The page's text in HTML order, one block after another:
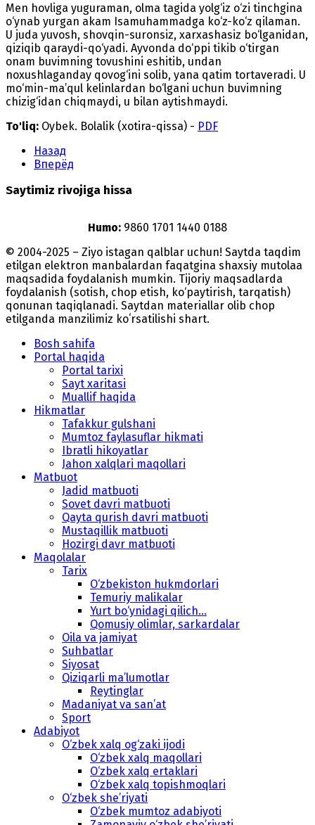
Men hovliga yuguraman, olma tagida yolg‘iz o‘zi tinchgina
o‘ynab yurgan akam Isamuhammadga ko‘z-ko‘z qilaman.
U juda yuvosh, shovqin-suronsiz, xarxashasiz bo‘lganidan,
qiziqib qaraydi-qo‘yadi. Ayvonda do‘ppi tikib o‘tirgan
onam buvimning tovushini eshitib, undan
noxushlaganday qovog‘ini solib, yana qatim tortaveradi. U
mo‘min-ma’qul kelinlardan bo‘lgani uchun buvimning
chizig‘idan chiqmaydi, u bilan aytishmaydi.
To'liq: Oybek. Bolalik (xotira-qissa) - PDF
Назад
Вперёд
Saytimiz rivojiga hissa
Humo: 9860 1701 1440 0188
© 2004-2025 – Ziyo istagan qalblar uchun! Saytda taqdim
etilgan elektron manbalardan faqatgina shaxsiy mutolaa
maqsadida foydalanish mumkin. Tijoriy maqsadlarda
foydalanish (sotish, chop etish, ko‘paytirish, tarqatish)
qonunan taqiqlanadi. Saytdan materiallar olib chop
etilganda manzilimiz koʻrsatilishi shart.
Bosh sahifa
Portal haqida
Portal tarixi
Sayt xaritasi
Muallif haqida
Hikmatlar
Tafakkur gulshani
Mumtoz faylasuflar hikmati
Ibratli hikoyatlar
Jahon xalqlari maqollari
Matbuot
Jadid matbuoti
Sovet davri matbuoti
Qayta qurish davri matbuoti
Mustaqillik matbuoti
Hozirgi davr matbuoti
Maqolalar
Tarix
O‘zbekiston hukmdorlari
Temuriy malikalar
Yurt bo‘ynidagi qilich...
Qomusiy olimlar, sarkardalar
Oila va jamiyat
Suhbatlar
Siyosat
Qiziqarli ma’lumotlar
Reytinglar
Madaniyat va san’at
Sport
Adabiyot
O‘zbek xalq og‘zaki ijodi
O‘zbek xalq maqollari
O‘zbek xalq ertaklari
O‘zbek xalq topishmoqlari
O‘zbek she’riyati
O‘zbek mumtoz adabiyoti